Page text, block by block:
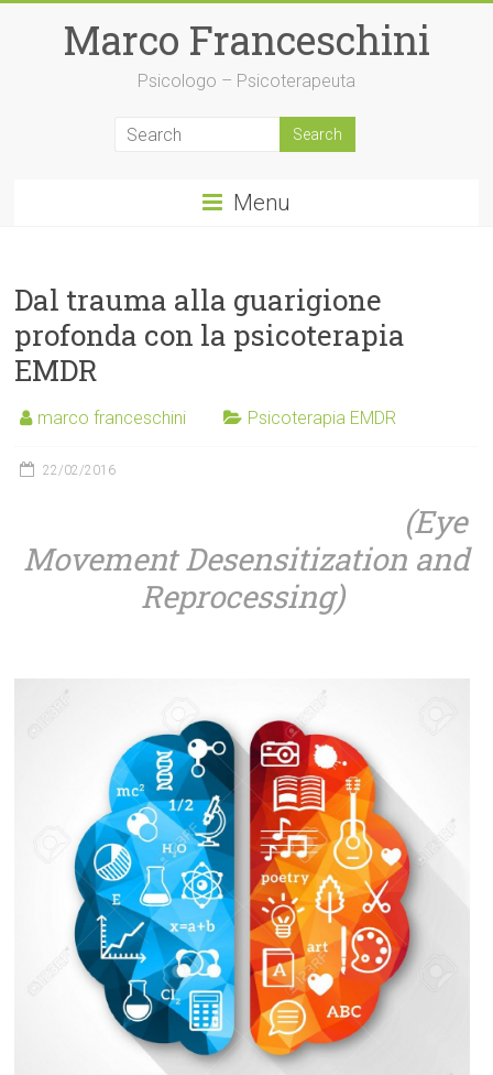
Marco Franceschini
Psicologo – Psicoterapeuta
Menu
Dal trauma alla guarigione
profonda con la psicoterapia
EMDR
marco franceschini Psicoterapia EMDR
22/02/2016
(Eye
Movement Desensitization and
Reprocessing)